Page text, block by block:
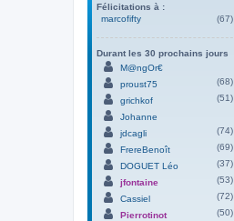
Félicitations à :
marcofifty
(67)
Durant les 30 prochains jours
M@ngOr€
proust75
(68)
grichkof
(51)
Johanne
jdcagli
(74)
FrereBenoît
(69)
DOGUET Léo
(37)
jfontaine
(53)
Cassiel
(72)
Pierrotinot
(50)